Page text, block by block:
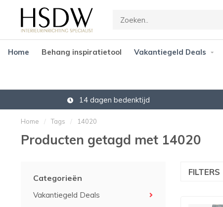
Home Behang inspiratietool Vakantiegeld Deals
14 dagen bedenktijd
Home / Tags / 14020
Producten getagd met 14020
Categorieën
Vakantiegeld Deals
FILTERS